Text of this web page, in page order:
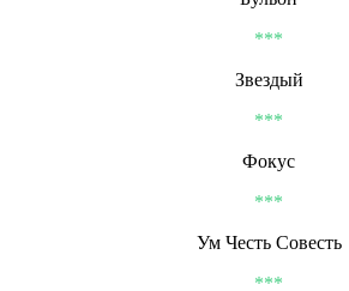
***
Звездый
***
Фокус
***
Ум Честь Совесть
***